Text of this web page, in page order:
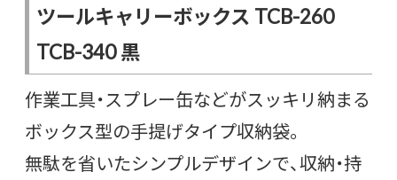
ツールキャリーボックス TCB-260
TCB-340 黒
作業工具・スプレー缶などがスッキリ納まる
ボックス型の手提げタイプ収納袋。
無駄を省いたシンプルデザインで、収納・持